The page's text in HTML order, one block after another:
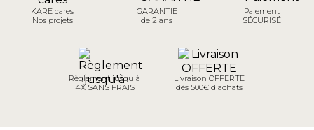
KARE cares
Nos projets
GARANTIE
de 2 ans
Paiement
SÉCURISÉ
Règlement jusqu'à
4X SANS FRAIS
Livraison OFFERTE
dès 500€ d'achats